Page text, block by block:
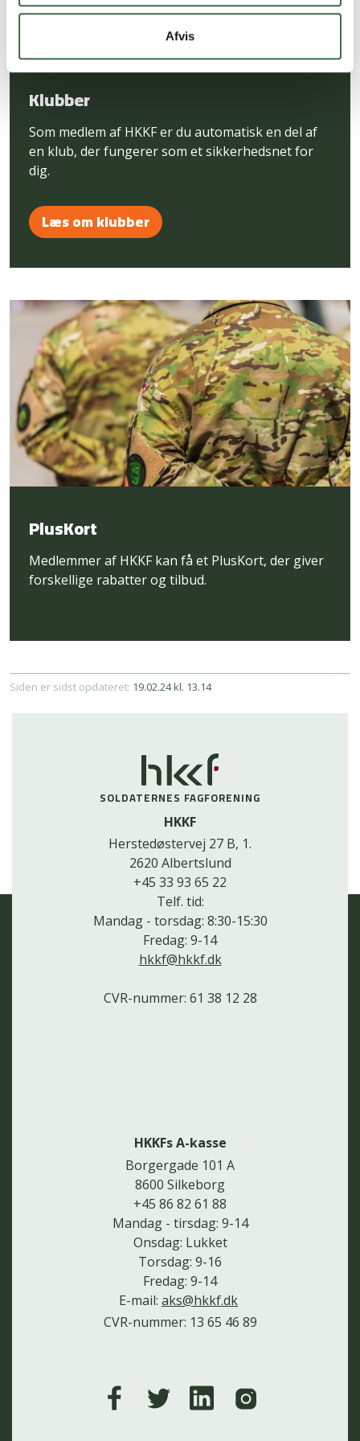
Afvis
Klubber
Som medlem af HKKF er du automatisk en del af
en klub, der fungerer som et sikkerhedsnet for
dig.
Læs om klubber
PlusKort
Medlemmer af HKKF kan få et PlusKort, der giver
forskellige rabatter og tilbud.
Siden er sidst opdateret: 19.02.24 kl. 13.14
SOLDATERNES FAGFORENING
HKKF
Herstedøstervej 27 B, 1.
2620 Albertslund
+45 33 93 65 22
Telf. tid:
Mandag - torsdag: 8:30-15:30
Fredag: 9-14
hkkf@hkkf.dk
CVR-nummer: 61 38 12 28
HKKFs A-kasse
Borgergade 101 A
8600 Silkeborg
+45 86 82 61 88
Mandag - tirsdag: 9-14
Onsdag: Lukket
Torsdag: 9-16
Fredag: 9-14
E-mail: aks@hkkf.dk
CVR-nummer: 13 65 46 89